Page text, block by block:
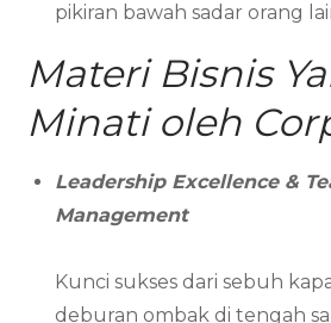
pikiran bawah sadar orang
Materi Bisnis
Minati oleh
Leadership Excellence &
Management
Kunci sukses dari sebuh
deburan ombak di tengah